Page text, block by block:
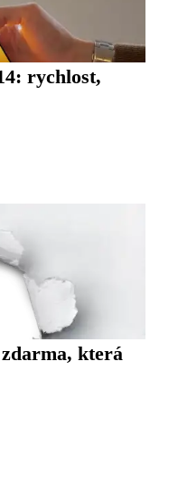
rychlost,
která